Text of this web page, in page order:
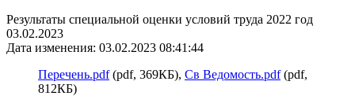
Результаты специальной оценки условий труда 2022 год
03.02.2023
Дата изменения: 03.02.2023 08:41:44
Перечень.pdf(pdf, 369КБ), Св Ведомость.pdf(pdf,
812КБ)